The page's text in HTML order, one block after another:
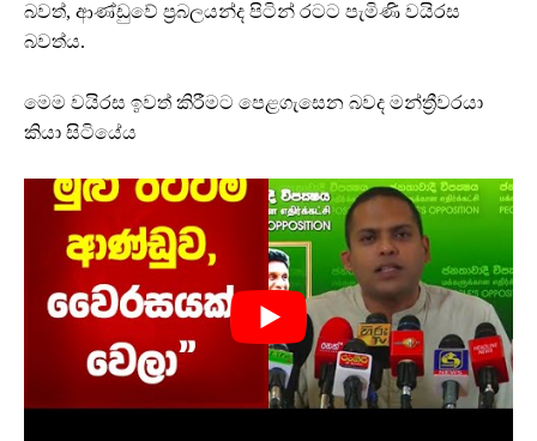
බවත්, ආණ්ඩුවේ ප්‍රබලයන්ද පිටින් රටට පැමිණි වයිරස
බවත්ය.
මෙම වයිරස ඉවත් කිරීමට පෙළගැසෙන බවද මන්ත්‍රීවරයා
කියා සිටියේය